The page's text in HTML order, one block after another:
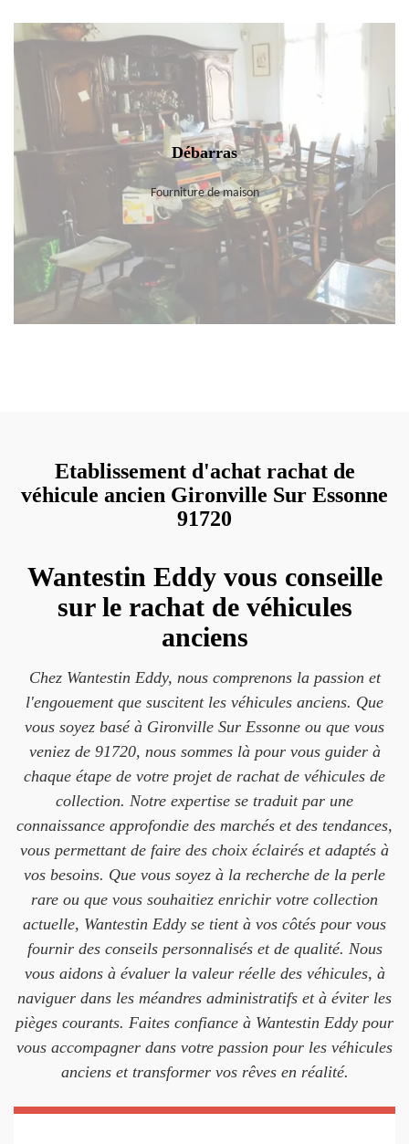
Débarras
Fourniture de maison
Etablissement d'achat rachat de
véhicule ancien Gironville Sur Essonne
91720
Wantestin Eddy vous conseille
sur le rachat de véhicules
anciens
Chez Wantestin Eddy, nous comprenons la passion et
l'engouement que suscitent les véhicules anciens. Que
vous soyez basé à Gironville Sur Essonne ou que vous
veniez de 91720, nous sommes là pour vous guider à
chaque étape de votre projet de rachat de véhicules de
collection. Notre expertise se traduit par une
connaissance approfondie des marchés et des tendances,
vous permettant de faire des choix éclairés et adaptés à
vos besoins. Que vous soyez à la recherche de la perle
rare ou que vous souhaitiez enrichir votre collection
actuelle, Wantestin Eddy se tient à vos côtés pour vous
fournir des conseils personnalisés et de qualité. Nous
vous aidons à évaluer la valeur réelle des véhicules, à
naviguer dans les méandres administratifs et à éviter les
pièges courants. Faites confiance à Wantestin Eddy pour
vous accompagner dans votre passion pour les véhicules
anciens et transformer vos rêves en réalité.